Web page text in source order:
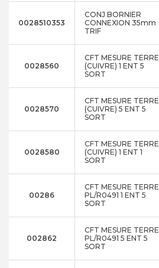
0028510353
CONJ BORNIER
CONNEXION 35mm
TRIF
0028560
CFT MESURE TERRE
(CUIVRE) 1 ENT 5
SORT
0028570
CFT MESURE TERRE
(CUIVRE) 5 ENT 5
SORT
0028580
CFT MESURE TERRE
(CUIVRE) 1 ENT 1
SORT
00286
CFT MESURE TERRE
PL/R0491 1 ENT 5
SORT
002862
CFT MESURE TERRE
PL/R0491 5 ENT 5
SORT